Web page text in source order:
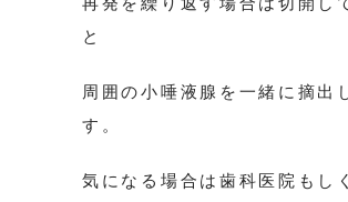
と
周囲の小唾液腺を一緒に摘出
す。
気になる場合は歯科医院もし